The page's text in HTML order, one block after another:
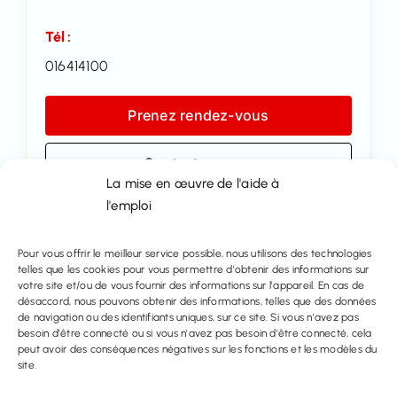
La mise en œuvre de l'aide à
l'emploi
Pour vous offrir le meilleur service possible, nous utilisons des technologies
telles que les cookies pour vous permettre d'obtenir des informations sur
votre site et/ou de vous fournir des informations sur l'appareil. En cas de
désaccord, nous pouvons obtenir des informations, telles que des données
de navigation ou des identifiants uniques, sur ce site. Si vous n'avez pas
besoin d'être connecté ou si vous n'avez pas besoin d'être connecté, cela
peut avoir des conséquences négatives sur les fonctions et les modèles du
site.
Tél :
016414100
Prenez rendez-vous
Contactez nous